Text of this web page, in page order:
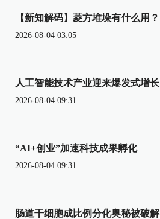
【新知解码】菱方堆垛有什么用？
2026-08-04 03:05
人工智能技术产业迎来爆发式增长
2026-08-04 09:31
“AI+创业”加速科技成果孵化
2026-08-04 09:31
肠道干细胞成比例分化奥秘被破解